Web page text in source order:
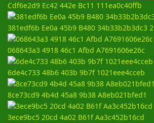
Cdf6e2d9 Ec42 442e Bc11 111ea0c40ffb
381edf6b Ee0a 45b9 B480 34b33b2b3dc3 2
068643a3 4918 46c1 Afbd A7691606e26c
6de4c733 48b6 403b 9b7f 1021eee4cceb
8ce73cd9 4b4d 45a8 9b38 A8eb021bfed1
3ece9bc5 20cd 4a02 B61f Aa3c452b16cd